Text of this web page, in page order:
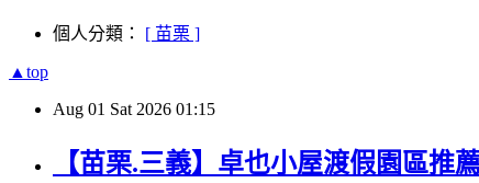
個人分類： [ 苗栗 ]
▲top
Aug 01 Sat 2026 01:15
【苗栗.三義】卓也小屋渡假園區推